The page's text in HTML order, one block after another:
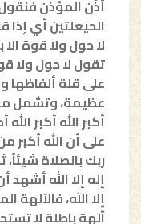
أذَّن المؤذن
الحيعلتين أي
لا حول ولا قوة الا
تقول لا حول ولا
على قلة ألفاظها
عظيمة، وتشمل
أكبر الله أكبر
على أن الله
ربك بالصلاة
إله إلا الله أشهد
إلا الله،
آلهة باطلة لا